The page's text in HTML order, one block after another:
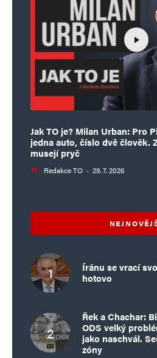
Jak TO je? Milan Urban: Pro
jedna auto, číslo dvě člověk.
musejí pryč
Redakce TO · 29. 7. 2026
Íránu se vrací
hotovo
Řek a Chachar:
ODS velký
jako naschvál.
zóny